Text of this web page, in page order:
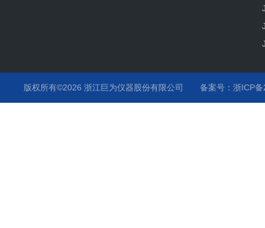
版权所有©2026 浙江巨为仪器股份有限公司 备案号：浙ICP